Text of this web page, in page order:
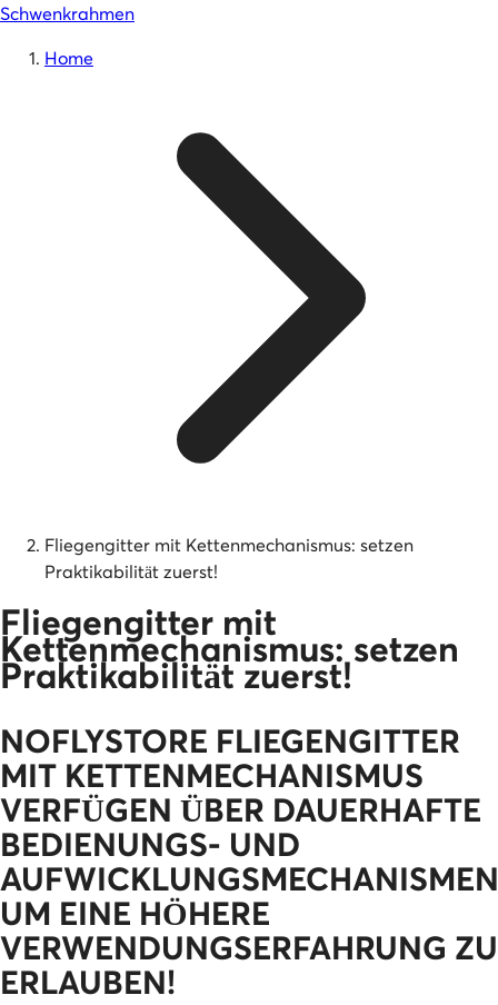
Schwenkrahmen
Home
Fliegengitter mit Kettenmechanismus: setzen
Praktikabilität zuerst!
Fliegengitter mit
Kettenmechanismus: setzen
Praktikabilität zuerst!
NOFLYSTORE FLIEGENGITTER
MIT KETTENMECHANISMUS
VERFÜGEN ÜBER DAUERHAFTE
BEDIENUNGS- UND
UM EINE HÖHERE
VERWENDUNGSERFAHRUNG ZU
ERLAUBEN!